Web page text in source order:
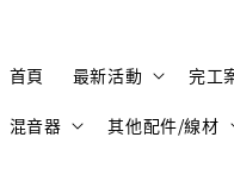
首頁 最新活動 完工
混音器 其他配件/線材